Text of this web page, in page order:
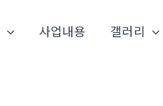
사업내용 갤러리